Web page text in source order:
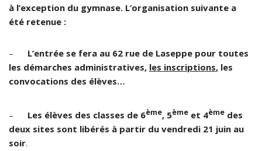
à l’exception du gymnase. L’organisation suivante a
été retenue :
– L’entrée se fera au 62 rue de Laseppe pour toutes
les démarches administratives, les inscriptions, les
convocations des élèves…
– Les élèves des classes de 6ème, 5ème et 4ème des
deux sites sont libérés à partir du vendredi 21 juin au
soir.